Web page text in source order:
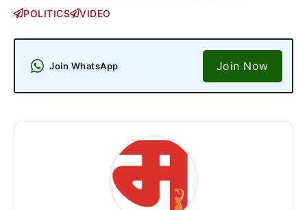
POLITICS
VIDEO
Join WhatsApp Join Now